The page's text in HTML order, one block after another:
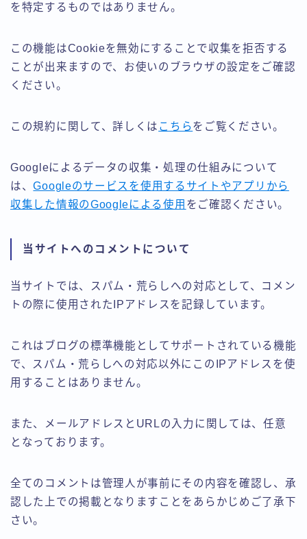
を特定するものではありません。
この機能はCookieを無効にすることで収集を拒否する
ことが出来ますので、お使いのブラウザの設定をご確認
ください。
この規約に関して、詳しくは こちらをご覧ください。
Googleによるデータの収集・処理の仕組みについて
は、Googleのサービスを使用するサイトやアプリから
収集した情報のGoogleによる使用 をご確認ください。
当サイトへのコメントについて
当サイトでは、スパム・荒らしへの対応として、コメン
トの際に使用されたIPアドレスを記録しています。
これはブログの標準機能としてサポートされている機能
で、スパム・荒らしへの対応以外にこのIPアドレスを使
用することはありません。
また、メールアドレスとURLの入力に関しては、任意
となっております。
全てのコメントは管理人が事前にその内容を確認し、承
認した上での掲載となりますことをあらかじめご了承下
さい。